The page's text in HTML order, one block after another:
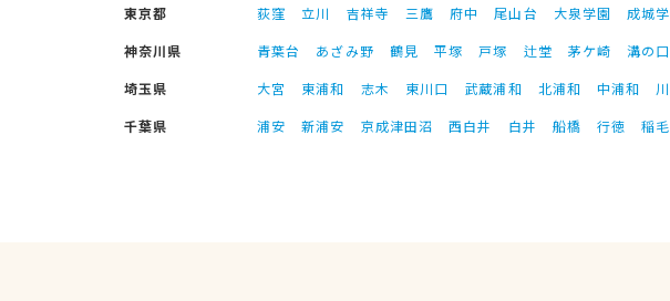
東京都 荻窪 立川 吉祥寺 三鷹 府中 尾山台 大泉学園 成城
神奈川県
青葉台 あざみ野 鶴見 平塚 戸塚 辻堂 茅ケ崎
溝の口
埼玉県
大宮 東浦和 志木 東川口 武蔵浦和 北浦和 中浦和
千葉県
浦安 新浦安 京成津田沼 西白井 白井 船橋 行徳 稲毛